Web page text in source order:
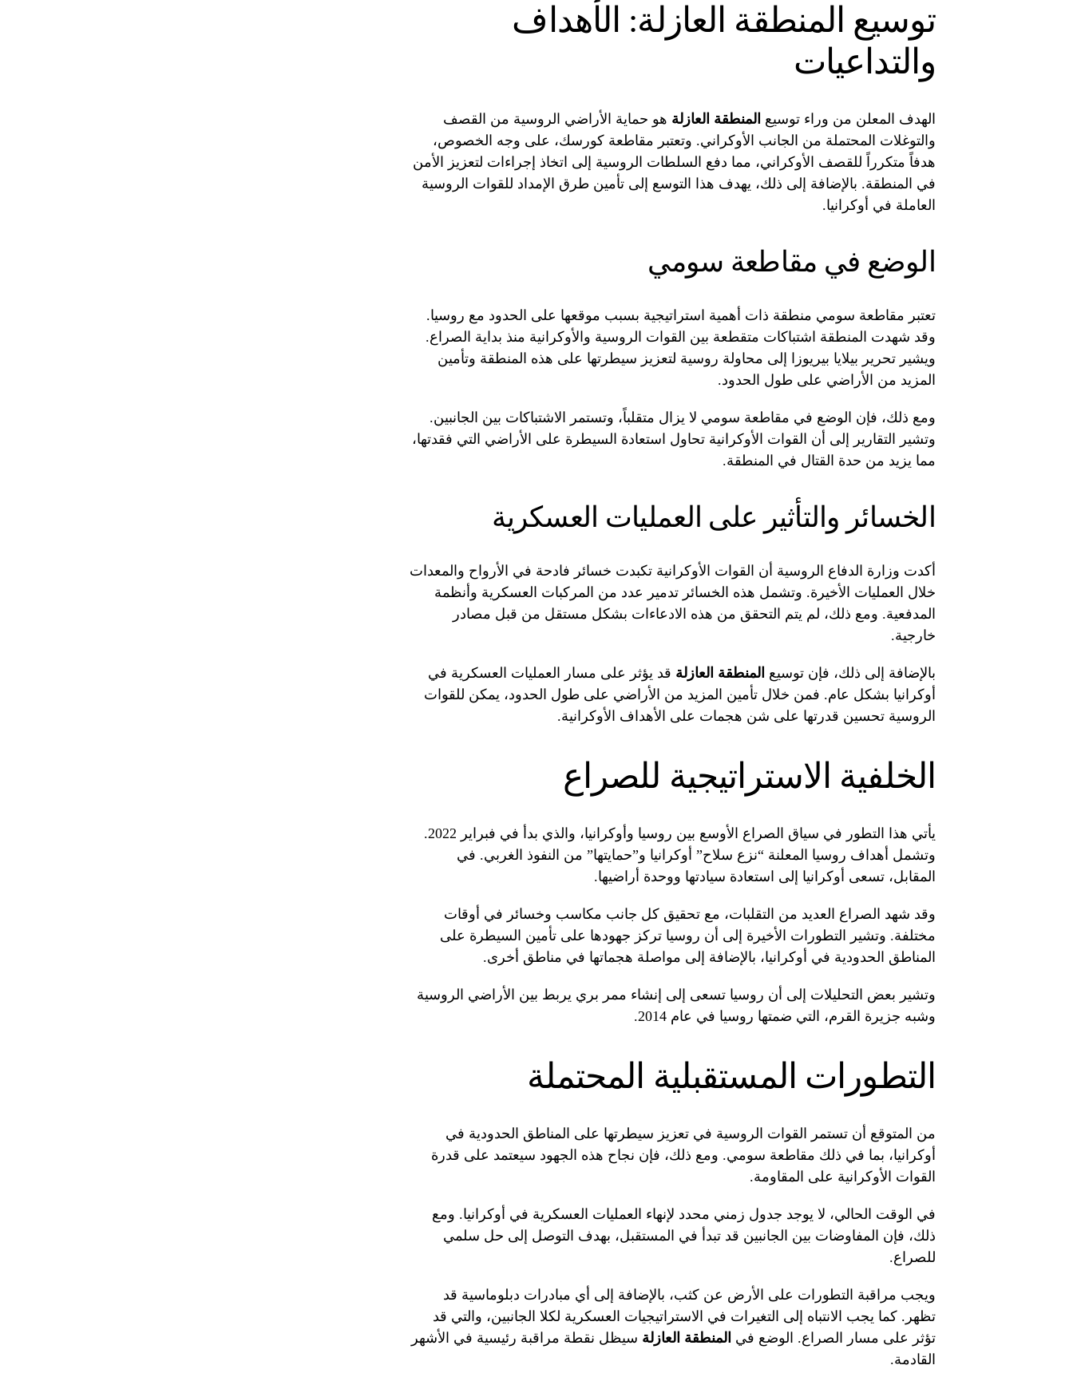
توسيع المنطقة العازلة: الأهداف
والتداعيات
الهدف المعلن من وراء توسيع المنطقة العازلة هو حماية الأراضي الروسية من القصف
والتوغلات المحتملة من الجانب الأوكراني. وتعتبر مقاطعة كورسك، على وجه الخصوص،
هدفاً متكرراً للقصف الأوكراني، مما دفع السلطات الروسية إلى اتخاذ إجراءات لتعزيز الأمن
في المنطقة. بالإضافة إلى ذلك، يهدف هذا التوسع إلى تأمين طرق الإمداد للقوات الروسية
العاملة في أوكرانيا.
الوضع في مقاطعة سومي
تعتبر مقاطعة سومي منطقة ذات أهمية استراتيجية بسبب موقعها على الحدود مع روسيا.
وقد شهدت المنطقة اشتباكات متقطعة بين القوات الروسية والأوكرانية منذ بداية الصراع.
ويشير تحرير بيلايا بيريوزا إلى محاولة روسية لتعزيز سيطرتها على هذه المنطقة وتأمين
المزيد من الأراضي على طول الحدود.
ومع ذلك، فإن الوضع في مقاطعة سومي لا يزال متقلباً، وتستمر الاشتباكات بين الجانبين.
وتشير التقارير إلى أن القوات الأوكرانية تحاول استعادة السيطرة على الأراضي التي فقدتها،
مما يزيد من حدة القتال في المنطقة.
الخسائر والتأثير على العمليات العسكرية
أكدت وزارة الدفاع الروسية أن القوات الأوكرانية تكبدت خسائر فادحة في الأرواح والمعدات
خلال العمليات الأخيرة. وتشمل هذه الخسائر تدمير عدد من المركبات العسكرية وأنظمة
المدفعية. ومع ذلك، لم يتم التحقق من هذه الادعاءات بشكل مستقل من قبل مصادر
خارجية.
بالإضافة إلى ذلك، فإن توسيع المنطقة العازلة قد يؤثر على مسار العمليات العسكرية في
أوكرانيا بشكل عام. فمن خلال تأمين المزيد من الأراضي على طول الحدود، يمكن للقوات
الروسية تحسين قدرتها على شن هجمات على الأهداف الأوكرانية.
الخلفية الاستراتيجية للصراع
يأتي هذا التطور في سياق الصراع الأوسع بين روسيا وأوكرانيا، والذي بدأ في فبراير 2022.
وتشمل أهداف روسيا المعلنة “نزع سلاح” أوكرانيا و”حمايتها” من النفوذ الغربي. في
المقابل، تسعى أوكرانيا إلى استعادة سيادتها ووحدة أراضيها.
وقد شهد الصراع العديد من التقلبات، مع تحقيق كل جانب مكاسب وخسائر في أوقات
مختلفة. وتشير التطورات الأخيرة إلى أن روسيا تركز جهودها على تأمين السيطرة على
المناطق الحدودية في أوكرانيا، بالإضافة إلى مواصلة هجماتها في مناطق أخرى.
وتشير بعض التحليلات إلى أن روسيا تسعى إلى إنشاء ممر بري يربط بين الأراضي الروسية
وشبه جزيرة القرم، التي ضمتها روسيا في عام 2014.
التطورات المستقبلية المحتملة
من المتوقع أن تستمر القوات الروسية في تعزيز سيطرتها على المناطق الحدودية في
أوكرانيا، بما في ذلك مقاطعة سومي. ومع ذلك، فإن نجاح هذه الجهود سيعتمد على قدرة
القوات الأوكرانية على المقاومة.
في الوقت الحالي، لا يوجد جدول زمني محدد لإنهاء العمليات العسكرية في أوكرانيا. ومع
ذلك، فإن المفاوضات بين الجانبين قد تبدأ في المستقبل، بهدف التوصل إلى حل سلمي
للصراع.
ويجب مراقبة التطورات على الأرض عن كثب، بالإضافة إلى أي مبادرات دبلوماسية قد
تظهر. كما يجب الانتباه إلى التغيرات في الاستراتيجيات العسكرية لكلا الجانبين، والتي قد
تؤثر على مسار الصراع. الوضع في المنطقة العازلة سيظل نقطة مراقبة رئيسية في الأشهر
القادمة.